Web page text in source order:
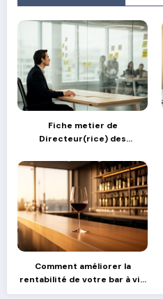
Fiche metier de
Directeur(rice) des
les transitions stratégiques
Comment améliorer la
rentabilité de votre bar à vin
grâce aux partenariats avec